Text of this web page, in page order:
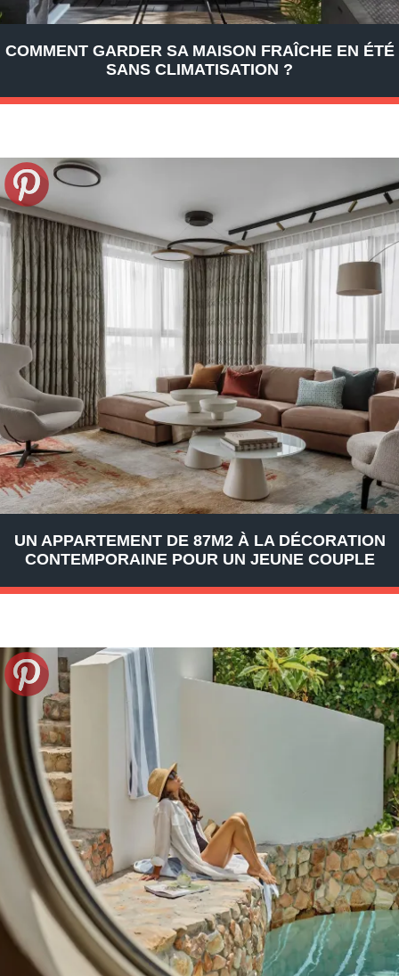
COMMENT GARDER SA MAISON FRAÎCHE EN ÉTÉ
SANS CLIMATISATION ?
UN APPARTEMENT DE 87M2 À LA DÉCORATION
CONTEMPORAINE POUR UN JEUNE COUPLE